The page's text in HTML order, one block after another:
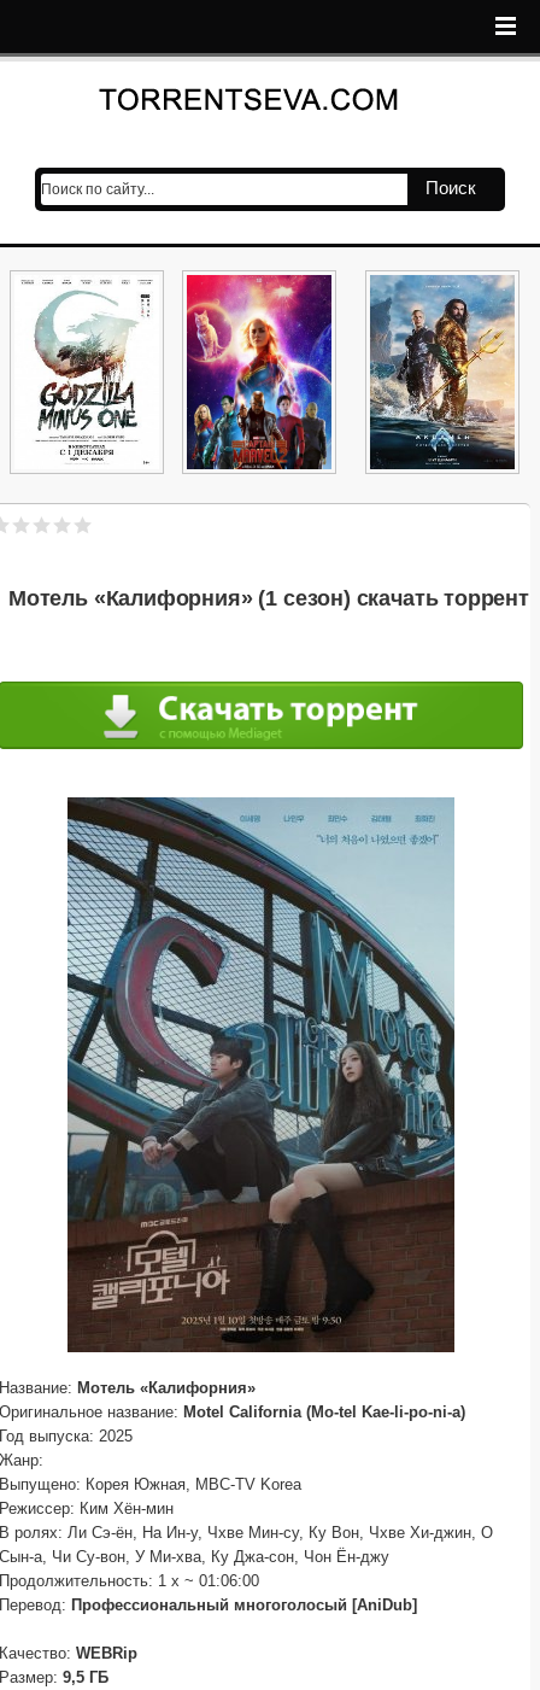
Поиск
Мотель «Калифорния» (1 сезон) скачать торрент
Название: Мотель «Калифорния»
Оригинальное название: Motel California (Mo-tel Kae-li-po-ni-a)
Год выпуска: 2025
Жанр:
Выпущено: Корея Южная, MBC-TV Korea
Режиссер: Ким Хён-мин
В ролях: Ли Сэ-ён, На Ин-у, Чхве Мин-су, Ку Вон, Чхве Хи-джин, О
Сын-а, Чи Су-вон, У Ми-хва, Ку Джа-сон, Чон Ён-джу
Продолжительность: 1 x ~ 01:06:00
Перевод: Профессиональный многоголосый [AniDub]
Качество: WEBRip
Размер: 9,5 ГБ